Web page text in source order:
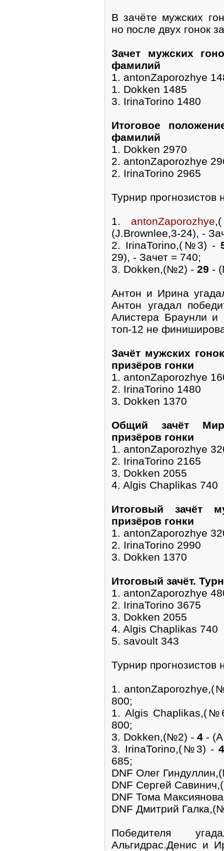
В зачёте мужских
но после двух гонок
Зачет мужских
фамилий
1. antonZaporozhye
1. Dokken 1485
3. IrinaTorino 1480
Итоговое
фамилий
1. Dokken 2970
2. antonZaporozhye
2. IrinaTorino 2965
Турнир прогнозистов
1. antonZaporozhye
(J.Brownlee,3-24), -
2. IrinaTorino,(№3) -
29), - Зачет = 740;
3. Dokken,(№2) - 29 -
Антон и Ирина
Антон угадал
Алистера Браунли
топ-12 не
Зачёт мужских
призёров гонки
1. antonZaporozhye
2. IrinaTorino 1480
3. Dokken 1370
Общий зачёт
призёров гонки
1. antonZaporozhye
2. IrinaTorino 2165
3. Dokken 2055
4. Algis Chaplikas 740
Итоговый зачёт
призёров гонки
1. antonZaporozhye
2. IrinaTorino 2990
3. Dokken 1370
Итоговый зачёт.
1. antonZaporozhye
2. IrinaTorino 3675
3. Dokken 2055
4. Algis Chaplikas 740
5. savoult 343
Турнир прогнозистов
1.
800;
1. Algis
800;
3. Dokken,(№2) - 4 -
3. IrinaTorino,(№3) - 4
685;
DNF Олег
DNF Сергей
DNF Тома
DNF Дмитрий
Победителя
Альгидрас.Денис и